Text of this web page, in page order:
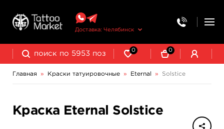
Доставка: Челябинск
0 0
Главная » Краски татуировочные » Eternal » Solstice
Краска Eternal Solstice